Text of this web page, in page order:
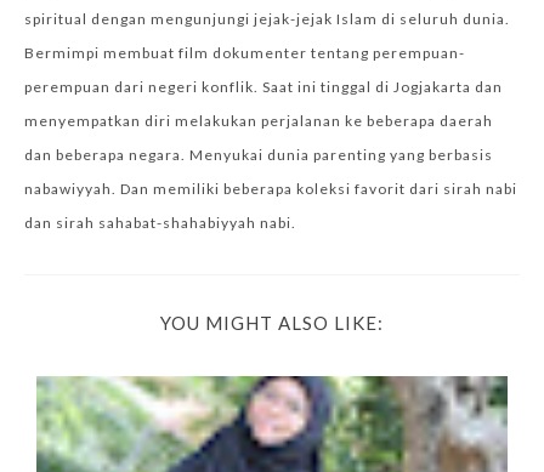
spiritual dengan mengunjungi jejak-jejak Islam di seluruh dunia.
Bermimpi membuat film dokumenter tentang perempuan-
perempuan dari negeri konflik. Saat ini tinggal di Jogjakarta dan
menyempatkan diri melakukan perjalanan ke beberapa daerah
dan beberapa negara. Menyukai dunia parenting yang berbasis
nabawiyyah. Dan memiliki beberapa koleksi favorit dari sirah nabi
dan sirah sahabat-shahabiyyah nabi.
YOU MIGHT ALSO LIKE: